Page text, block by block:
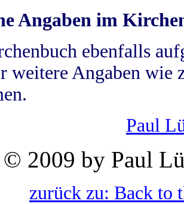
Angaben im
ebenfalls
weitere Angaben wie
Paul
© 2009 by Paul
zurück zu: Back to